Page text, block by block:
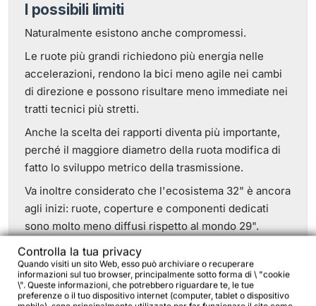
I possibili limiti
Naturalmente esistono anche compromessi.
Le ruote più grandi richiedono più energia nelle
accelerazioni, rendono la bici meno agile nei cambi
di direzione e possono risultare meno immediate nei
tratti tecnici più stretti.
Anche la scelta dei rapporti diventa più importante,
perché il maggiore diametro della ruota modifica di
fatto lo sviluppo metrico della trasmissione.
Va inoltre considerato che l'ecosistema 32" è ancora
agli inizi: ruote, coperture e componenti dedicati
sono molto meno diffusi rispetto al mondo 29".
E poi c'è l'aspetto estetico.
Le prime immagini della Fargo 32 colpiscono
immediatamente anche chi è ormai abituato alle 29".
Controlla la tua privacy
Quando visiti un sito Web, esso può archiviare o recuperare
informazioni sul tuo browser, principalmente sotto forma di \ "cookie
\". Queste informazioni, che potrebbero riguardare te, le tue
preferenze o il tuo dispositivo internet (computer, tablet o dispositivo